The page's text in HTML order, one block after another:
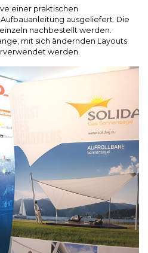
einer praktischen
ausgeliefert. Die
nachbestellt werden.
mit sich ändernden Layouts
werden.